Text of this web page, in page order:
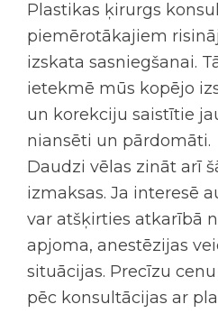
Plastikas ķirurgs
piemērotākajiem
izskata sasniegšanai.
ietekmē mūs kopējo
un korekciju saistītie
niansēti un pārdomāti.
Daudzi vēlas zināt arī
izmaksas. Ja interesē
var atšķirties atkarībā
apjoma, anestēzijas
situācijas. Precīzu
pēc konsultācijas ar